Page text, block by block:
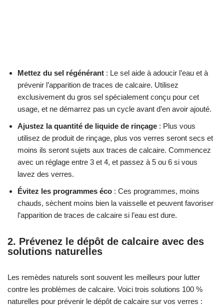
Mettez du sel régénérant : Le sel aide à adoucir l’eau et à
prévenir l’apparition de traces de calcaire. Utilisez
exclusivement du gros sel spécialement conçu pour cet
usage, et ne démarrez pas un cycle avant d’en avoir ajouté.
Ajustez la quantité de liquide de rinçage : Plus vous
utilisez de produit de rinçage, plus vos verres seront secs et
moins ils seront sujets aux traces de calcaire. Commencez
avec un réglage entre 3 et 4, et passez à 5 ou 6 si vous
lavez des verres.
Évitez les programmes éco : Ces programmes, moins
chauds, sèchent moins bien la vaisselle et peuvent favoriser
l’apparition de traces de calcaire si l’eau est dure.
2. Prévenez le dépôt de calcaire avec des
solutions naturelles
Les remèdes naturels sont souvent les meilleurs pour lutter
contre les problèmes de calcaire. Voici trois solutions 100 %
naturelles pour prévenir le dépôt de calcaire sur vos verres :